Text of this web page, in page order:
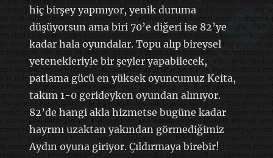
hiç birşey yapmıyor, yenik duruma
düşüyorsun ama biri 70’e diğeri ise 82’ye
kadar hala oyundalar. Topu alıp bireysel
yetenekleriyle bir şeyler yapabilecek,
patlama gücü en yüksek oyuncumuz Keita,
takım 1-0 gerideyken oyundan alınıyor.
82’de hangi akla hizmetse bugüne kadar
hayrını uzaktan yakından görmediğimiz
Aydın oyuna giriyor. Çıldırmaya birebir!